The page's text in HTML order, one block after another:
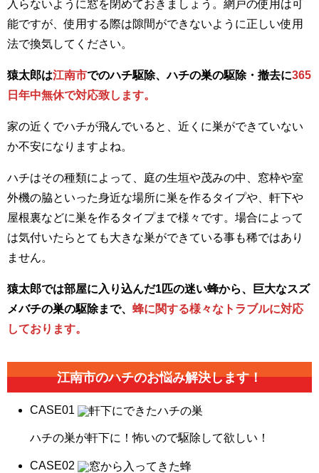
入らないように窓を閉めておきましょう。網戸の使用は可
能ですが、使用する際は隙間ができないように正しい使用
法で換気してください。
猿太郎は江南市でのハチ駆除、ハチの巣の駆除・撤去に365
日年中無休で対応致します。
家の近くでハチが飛んでいると、近くに巣ができていない
か不安になりますよね。
ハチはその種類によって、庭の生垣や茂みの中、窓枠や室
外機の脇といった身近な場所に巣を作るタイプや、軒下や
屋根裏などに巣を作るタイプまで様々です。場合によって
は気付いたらとても大きな巣ができている事も稀ではあり
ません。
猿太郎では部屋に入り込んだ1匹の迷い蜂から、巨大なスズ
メバチの巣の駆除まで、 蜂に関する様々なトラブルに対応
しております。
江南市のハチのお悩み解決します！
CASE01
ハチの巣が軒下に！怖いので駆除して欲しい！
CASE02